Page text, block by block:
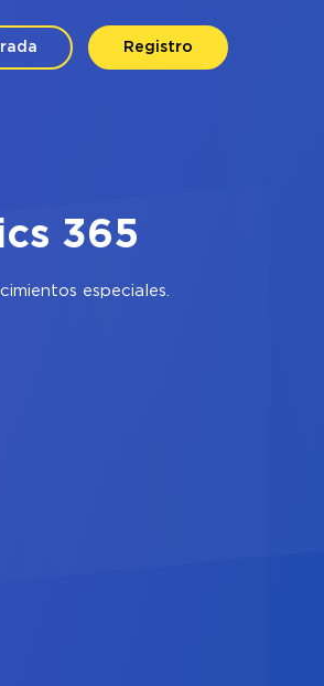
Registro
365
especiales.